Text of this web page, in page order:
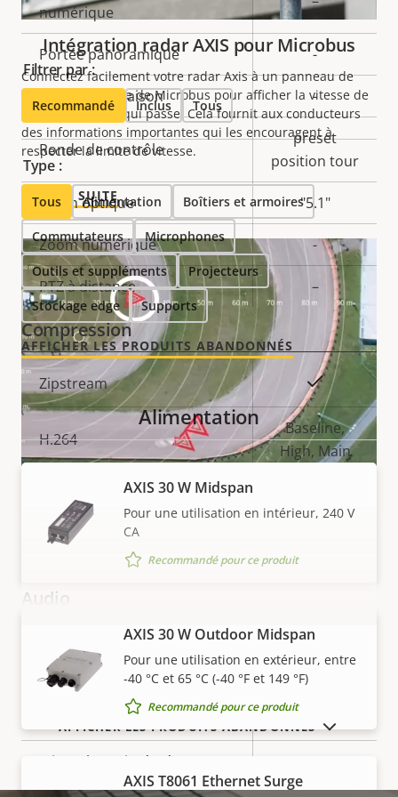
Intégration radar AXIS pour Microbus
Connectez facilement votre radar Axis à un panneau de
vitesse numérique de Microbus pour afficher la vitesse de
chaque véhicule qui passe. Cela fournit aux conducteurs
des informations importantes qui les encouragent à
respecter la limite de vitesse.
LIRE LA SUITE
AXIS Radar Autotracking for PTZ
Contrôle automatique de la direction, du suivi et du niveau
de zoom d'une ou de plusieurs caméras PTZ afin de
bénéficier de vues de caméras optimisées.
de la
propriété
propriété
numérique
Portée panoramique -
Plage d'inclinaison -
Ronde de contrôle
preset
position tour
Zoom optique "5.1"
Zoom numérique -
PTZ à distance –
Compression
Description
de la
propriété
Valeur de
la
propriété
Zipstream Oui
H.264
Baseline,
High, Main
AV1
Audio
Description
de la
propriété
Valeur de
la
Prise en charge audio
Transmission audio
bidirectionnelle
Microphone intégré
Filtrer par :
Recommandé Inclus Tous
Type :
Tous Alimentation Boîtiers et armoires
Commutateurs Microphones
Outils et suppléments Projecteurs
Stockage edge Supports
AFFICHER LES PRODUITS ABANDONNÉS
VOIR PLUS
Alimentation
AXIS 30 W Midspan
Pour une utilisation en intérieur, 240 V
CA
Recommandé pour ce produit
AXIS 30 W Outdoor Midspan
Pour une utilisation en extérieur, entre
-40 °C et 65 °C (-40 °F et 149 °F)
Recommandé pour ce produit
AXIS T8061 Ethernet Surge
AFFICHER LES PRODUITS ABANDONNÉS